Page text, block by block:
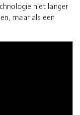
niet langer
maar als een